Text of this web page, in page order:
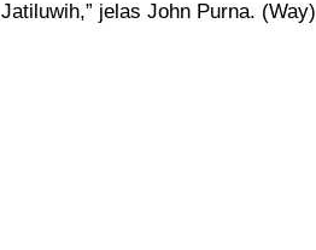
Jatiluwih,” jelas John Purna. (Way)